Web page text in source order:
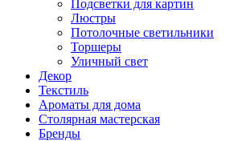
Подсветки для картин
Люстры
Потолочные светильники
Торшеры
Уличный свет
Декор
Текстиль
Ароматы для дома
Столярная мастерская
Бренды